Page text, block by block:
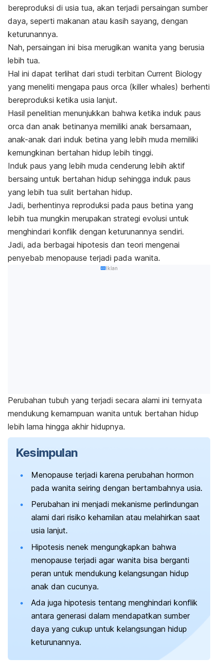
bereproduksi di usia tua, akan terjadi persaingan sumber
daya, seperti makanan atau kasih sayang, dengan
keturunannya.
Nah, persaingan ini bisa merugikan wanita yang berusia
lebih tua.
Hal ini dapat terlihat dari studi terbitan Current Biology
yang meneliti mengapa paus orca (killer whales) berhenti
bereproduksi ketika usia lanjut.
Hasil penelitian menunjukkan bahwa ketika induk paus
orca dan anak betinanya memiliki anak bersamaan,
anak-anak dari induk betina yang lebih muda memiliki
kemungkinan bertahan hidup lebih tinggi.
Induk paus yang lebih muda cenderung lebih aktif
bersaing untuk bertahan hidup sehingga induk paus
yang lebih tua sulit bertahan hidup.
Jadi, berhentinya reproduksi pada paus betina yang
lebih tua mungkin merupakan strategi evolusi untuk
menghindari konflik dengan keturunannya sendiri.
Jadi, ada berbagai hipotesis dan teori mengenai
penyebab menopause terjadi pada wanita.
Iklan
Perubahan tubuh yang terjadi secara alami ini ternyata
mendukung kemampuan wanita untuk bertahan hidup
lebih lama hingga akhir hidupnya.
Kesimpulan
Menopause terjadi karena perubahan hormon
pada wanita seiring dengan bertambahnya usia.
Perubahan ini menjadi mekanisme perlindungan
alami dari risiko kehamilan atau melahirkan saat
usia lanjut.
Hipotesis nenek mengungkapkan bahwa
menopause terjadi agar wanita bisa berganti
peran untuk mendukung kelangsungan hidup
anak dan cucunya.
Ada juga hipotesis tentang menghindari konflik
antara generasi dalam mendapatkan sumber
daya yang cukup untuk kelangsungan hidup
keturunannya.